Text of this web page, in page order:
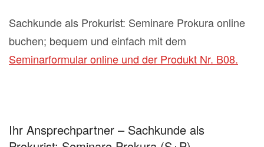
Sachkunde als Prokurist: Seminare Prokura online
buchen; bequem und einfach mit dem
Seminarformular online und der Produkt Nr. B08.
Ihr Ansprechpartner – Sachkunde als